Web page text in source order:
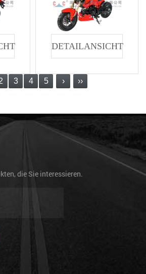
DETAILANSICHT
3 4 5 › ››
die Sie interessieren.